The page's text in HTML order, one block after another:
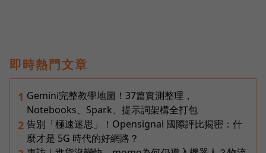
即時熱門文章
1 Gemini完整教學地圖！37篇實測整理，
Notebooks、Spark、提示詞架構全打包
2 告別「極速迷思」！Opensignal 國際評比揭密：什
麼才是 5G 時代的好網路？